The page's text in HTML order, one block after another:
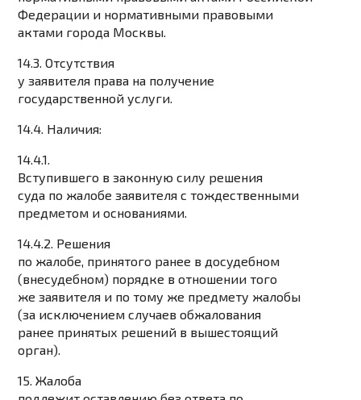
Федерации и нормативными правовыми
актами города Москвы.
14.3. Отсутствия
у заявителя права на получение
государственной услуги.
14.4. Наличия:
14.4.1.
Вступившего в законную силу решения
суда по жалобе заявителя с тождественными
предметом и основаниями.
14.4.2. Решения
по жалобе, принятого ранее в досудебном
(внесудебном) порядке в отношении того
же заявителя и по тому же предмету жалобы
(за исключением случаев обжалования
ранее принятых решений в вышестоящий
орган).
15. Жалоба